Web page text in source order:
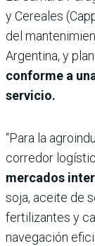
y Cereales
del
Argentina, y
conforme a
servicio.
“Para la
corredor
mercados
soja, aceite de
fertilizantes y
navegación